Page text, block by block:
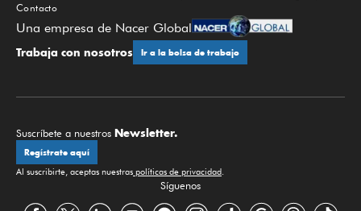
Contacto
Una empresa de Nacer Global
Trabaja con nosotros Ir a la bolsa de trabajo
Suscríbete a nuestros Newsletter.
Regístrate aquí
Al suscribirte, aceptas nuestras políticas de privacidad.
Síguenos